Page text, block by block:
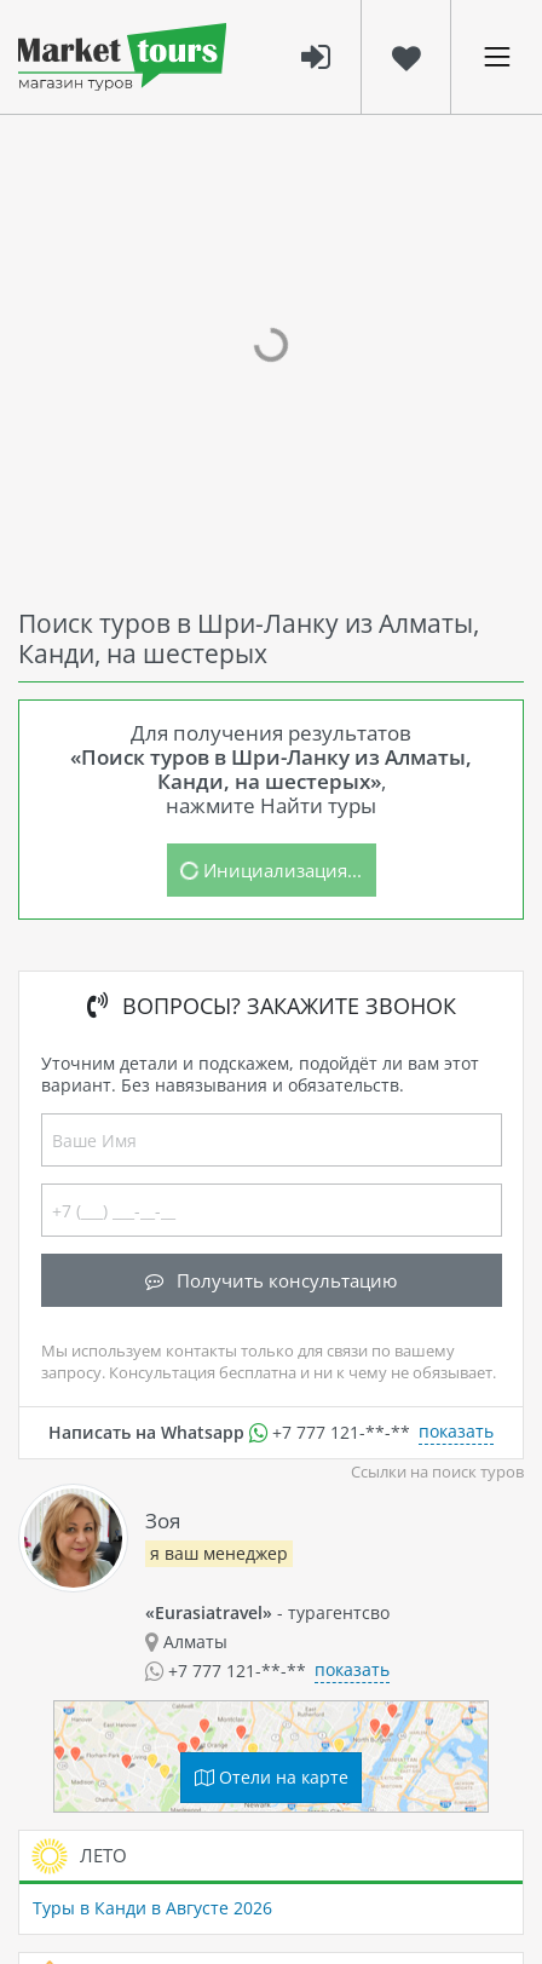
Поиск туров в Шри-Ланку из Алматы,
Канди, на шестерых
Для получения результатов
«Поиск туров в Шри-Ланку из Алматы,
Канди, на шестерых»,
нажмите Найти туры
Инициализация...
ВОПРОСЫ? ЗАКАЖИТЕ ЗВОНОК
Уточним детали и подскажем, подойдёт ли вам этот
вариант. Без навязывания и обязательств.
Получить консультацию
Мы используем контакты только для связи по вашему
запросу. Консультация бесплатна и ни к чему не обязывает.
Написать на Whatsapp +7 777 121-**-** показать
Ссылки на поиск туров
Зоя
я ваш менеджер
«Eurasiatravel» - турагентсво
Алматы
+7 777 121-**-** показать
Отели на карте
ЛЕТО
Туры в Канди в Августе 2026